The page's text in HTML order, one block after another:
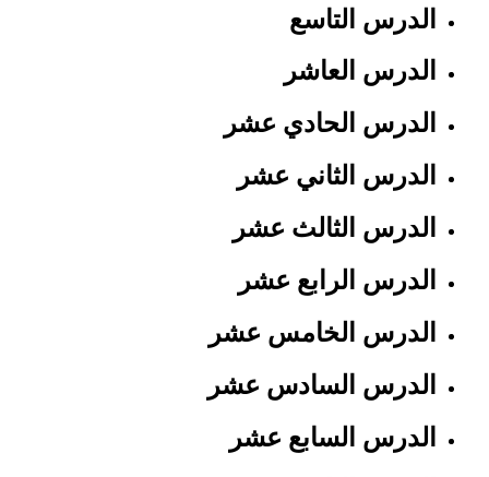
الدرس التاسع
الدرس العاشر
الدرس الحادي عشر
الدرس الثاني عشر
الدرس الثالث عشر
الدرس الرابع عشر
الدرس الخامس عشر
الدرس السادس عشر
الدرس السابع عشر